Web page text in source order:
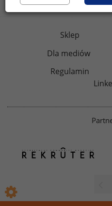
Sklep
Dla mediów
Regulamin